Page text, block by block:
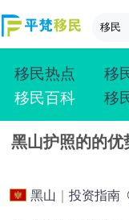
移民热点 移
移民百科
移
成功案例
投
护照移民
技
黑山护照的的
黑山 ｜ 投资指南